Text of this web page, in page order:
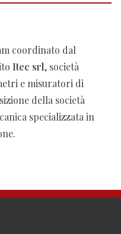
coordinato dal
Itec srl, società
e misuratori di
della società
specializzata in